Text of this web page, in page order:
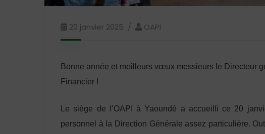
20 janvier 2025 OAPI
Bonne année et meilleurs vœux messieurs le Directeur
Financier !
Le siège de l’OAPI à Yaoundé a accueilli ce 20
personnel à la Direction Générale assez particulière.